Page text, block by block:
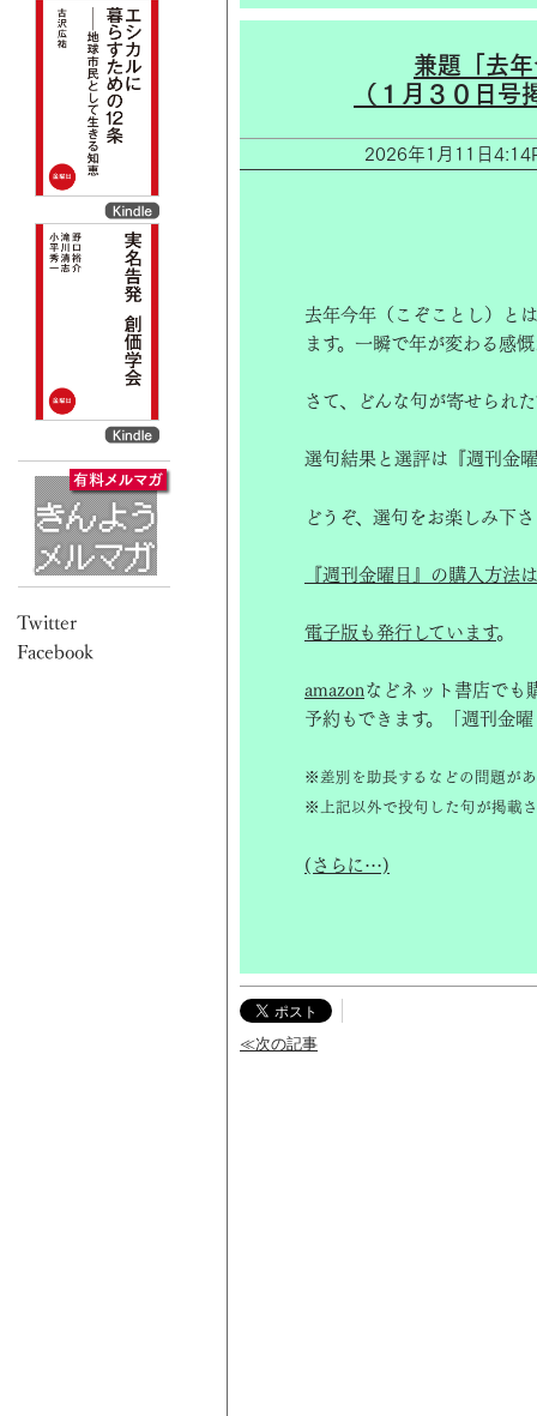
兼題「去
（１月３０日
2026年1月11日
去年今年（こぞことし）と
ます。一瞬で年が変わる感
さて、どんな句が寄せられ
選句結果と選評は『週刊金
どうぞ、選句をお楽しみ下
『週刊金曜日』の購入方法
電子版も発行しています。
amazon などネット書店でも
予約もできます。「週刊金
※差別を助長するなどの問題が
※上記以外で投句した句が掲載
(さらに…)
≪次の記事